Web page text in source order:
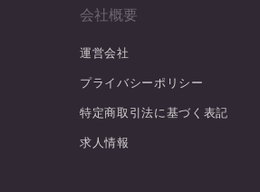
会社概要
運営会社
プライバシーポリシー
特定商取引法に基づく表記
求人情報